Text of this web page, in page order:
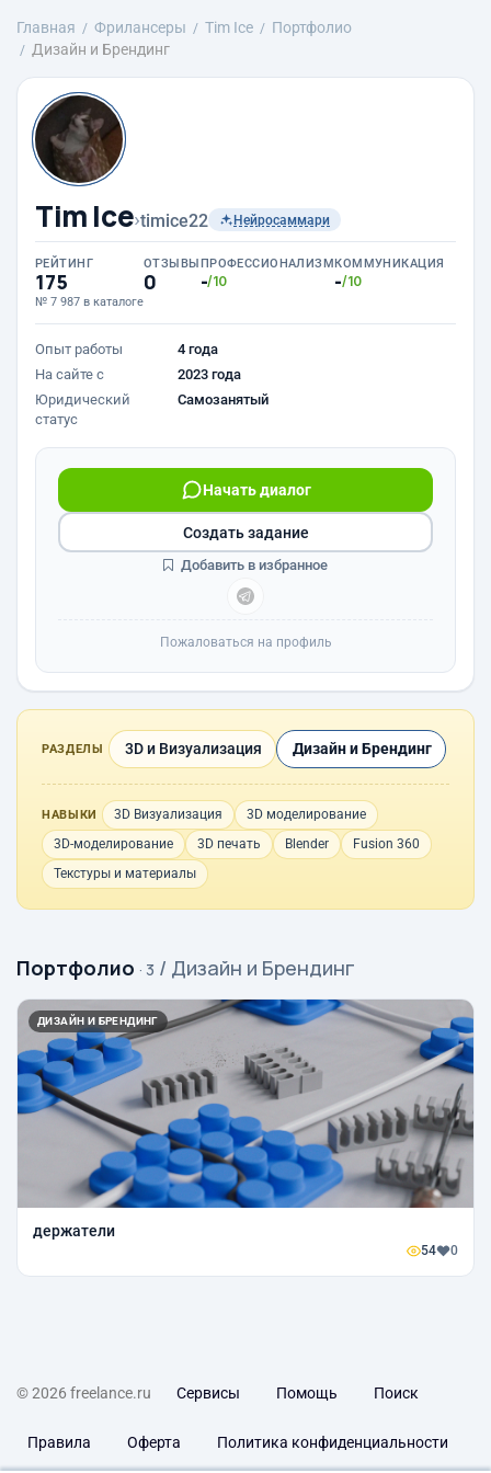
Главная Фрилансеры Tim Ice
Портфолио
Дизайн и Брендинг
Tim Ice›timice22 Нейросаммари
РЕЙТИНГ
175
№ 7 987 в каталоге
ОТЗЫВЫ
0
ПРОФЕССИОНАЛИЗМ
-/10
КОММУНИКАЦИЯ
-/10
Опыт работы
4 года
На сайте с
2023 года
Юридический
статус
Самозанятый
Начать диалог
Создать задание
Добавить в избранное
Пожаловаться на профиль
РАЗДЕЛЫ 3D и Визуализация Дизайн и Брендинг
НАВЫКИ 3D Визуализация
3D моделирование
3D-моделирование
3D печать Blender
Fusion 360
Текстуры и материалы
Портфолио · 3 / Дизайн и Брендинг
ДИЗАЙН И БРЕНДИНГ
держатели
54 0
© 2026 freelance.ru Сервисы Помощь Поиск
Правила Оферта Политика конфиденциальности